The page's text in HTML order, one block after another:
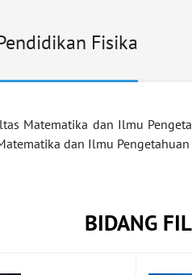
Fisika
Matematika dan Ilmu
dan Ilmu
BIDANG